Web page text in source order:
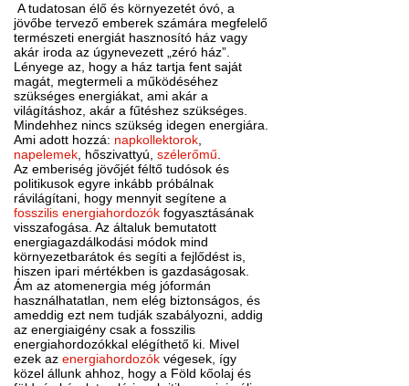
A tudatosan élő és környezetét óvó, a
jövőbe tervező emberek számára megfelelő
természeti energiát hasznosító ház vagy
akár iroda az úgynevezett „zéró ház”.
Lényege az, hogy a ház tartja fent saját
magát, megtermeli a működéséhez
szükséges energiákat, ami akár a
világításhoz, akár a fűtéshez szükséges.
Mindehhez nincs szükség idegen energiára.
Ami adott hozzá: napkollektorok,
napelemek, hőszivattyú,szélerőmű.
Az emberiség jövőjét féltő tudósok és
politikusok egyre inkább próbálnak
rávilágítani, hogy mennyit segítene a
fosszilis energiahordozók fogyasztásának
visszafogása. Az általuk bemutatott
energiagazdálkodási módok mind
környezetbarátok és segíti a fejlődést is,
hiszen ipari mértékben is gazdaságosak.
Ám az atomenergia még jóformán
használhatatlan, nem elég biztonságos, és
ameddig ezt nem tudják szabályozni, addig
az energiaigény csak a fosszilis
energiahordozókkal elégíthető ki. Mivel
ezek azenergiahordozók végesek, így
közel állunk ahhoz, hogy a Föld kőolaj és